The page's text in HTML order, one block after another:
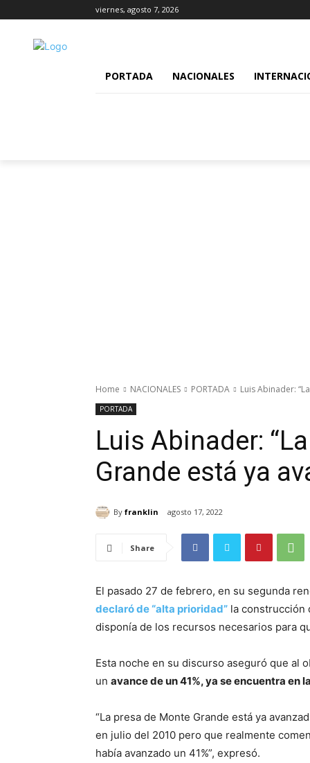
viernes, agosto 7, 2026
PORTADA NACIONALES
Home NACIONALES PORTADA Luis Abinader:
PORTADA
Luis Abinader:
Grande está ya
By franklin agosto 17, 2022
Share
El pasado 27 de febrero, en su segunda
declaró de “alta prioridad” la construcción
disponía de los recursos necesarios para
Esta noche en su discurso aseguró que al
un avance de un 41%, ya se encuentra en
“La presa de Monte Grande está ya
en julio del 2010 pero que realmente
había avanzado un 41%”, expresó.